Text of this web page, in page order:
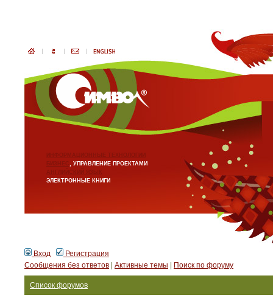
ИНФОРМАЦИОННЫЕ ТЕХНОЛОГИИ
БИЗНЕС, УПРАВЛЕНИЕ ПРОЕКТАМИ
АНГЛИЙСКИЙ ЯЗЫК
ЭЛЕКТРОННЫЕ КНИГИ
Вход
Регистрация
Сообщения без ответов
Активные темы Поиск по форуму
Список форумов